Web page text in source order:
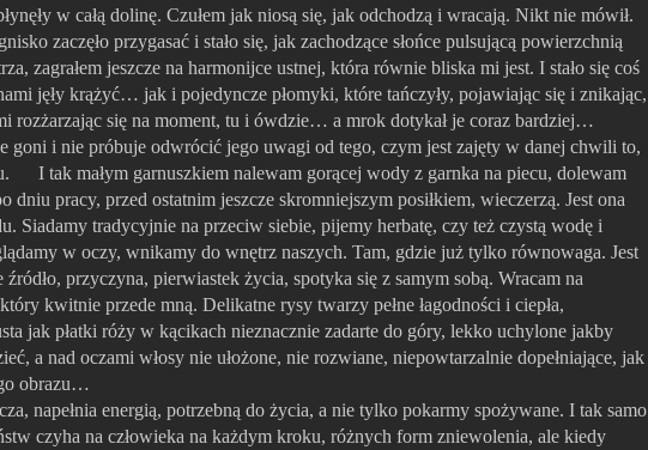
w całą dolinę. Czułem jak niosą się, jak odchodzą i wracają. Nikt nie mówił.
zaczęło przygasać i stało się, jak zachodzące słońce pulsującą powierzchnią
zagrałem jeszcze na harmonijce ustnej, która równie bliska mi jest. I stało się coś
jęły krążyć… jak i pojedyncze płomyki, które tańczyły, pojawiając się i znikając,
rozżarzając się na moment, tu i ówdzie… a mrok dotykał je coraz bardziej…
goni i nie próbuje odwrócić jego uwagi od tego, czym jest zajęty w danej chwili to,
I tak małym garnuszkiem nalewam gorącej wody z garnka na piecu, dolewam
pracy, przed ostatnim jeszcze skromniejszym posiłkiem, wieczerzą. Jest ona
Siadamy tradycyjnie na przeciw siebie, pijemy herbatę, czy też czystą wodę i
w oczy, wnikamy do wnętrz naszych. Tam, gdzie już tylko równowaga. Jest
przyczyna, pierwiastek życia, spotyka się z samym sobą. Wracam na
kwitnie przede mną. Delikatne rysy twarzy pełne łagodności i ciepła,
jak płatki róży w kącikach nieznacznie zadarte do góry, lekko uchylone jakby
a nad oczami włosy nie ułożone, nie rozwiane, niepowtarzalnie dopełniające, jak
obrazu…
napełnia energią, potrzebną do życia, a nie tylko pokarmy spożywane. I tak samo
czyha na człowieka na każdym kroku, różnych form zniewolenia, ale kiedy